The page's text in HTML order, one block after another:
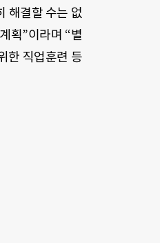
해결할 수는 없
획”이라며 “별
한 직업훈련 등